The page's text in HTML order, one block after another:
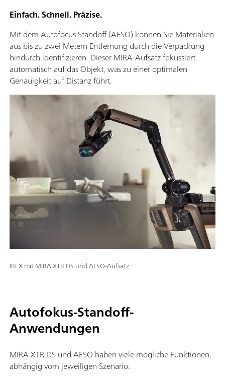
Einfach. Schnell. Präzise.
Mit dem Autofocus Standoff (AFSO) können Sie Materialien
aus bis zu zwei Metern Entfernung durch die Verpackung
hindurch identifizieren. Dieser MIRA-Aufsatz fokussiert
automatisch auf das Objekt, was zu einer optimalen
Genauigkeit auf Distanz führt.
IBEX mit MIRA XTR DS und AFSO-Aufsatz.
Autofokus-Standoff-
Anwendungen
MIRA XTR DS und AFSO haben viele mögliche Funktionen,
abhängig vom jeweiligen Szenario: